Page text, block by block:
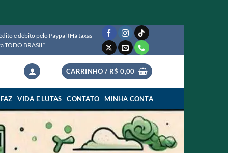
e débito pelo Paypal (Há taxas
TODO BRASIL*
CARRINHO / R$ 0,00
VIDA E LUTAS CONTATO MINHA CONTA